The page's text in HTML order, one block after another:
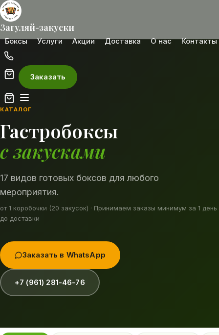
Загуляй-закуски
Боксы Услуги Акции Доставка О нас Контакты
Заказать
КАТАЛОГ
Гастробоксы
с закусками
17 видов готовых боксов для любого
мероприятия.
от 1 коробочки (20 закусок) · Принимаем заказы минимум за 1 день
до доставки
Заказать в WhatsApp
+7 (961) 281-46-76